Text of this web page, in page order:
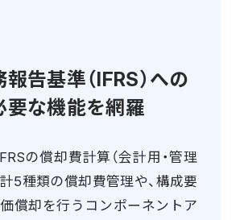
告基準（IFRS）への
要な機能を網羅
の償却費計算（会計用・管理
計5種類の償却費管理や、構成要
償却を行うコンポーネントア